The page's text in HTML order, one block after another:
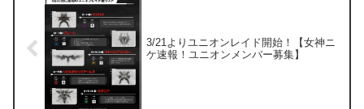
3/21よりユニオンレイド開始！【女神ニ
ケ速報！ユニオンメンバー募集】